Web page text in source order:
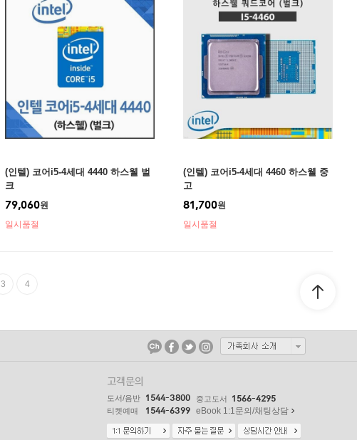
(인텔) 코어i5-4세대 4440 하스웰 벌
크
79,060원
일시품절
(인텔) 코어i5-4세대 4460 하스웰 중
고
81,700원
일시품절
3 4
고객문의
도서/음반 1544-3800 중고도서 1566-4295
티켓예매 1544-6399 eBook 1:1문의/채팅상담